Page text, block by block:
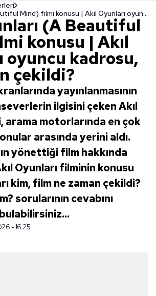
Akıl Oyunları (A Beautiful Mind) filmi konusu | Akıl Oyunları oyuncu kadrosu, ne zaman çekildi?
(A Beautiful
konusu | Akıl
oyuncu kadrosu,
çekildi?
yayınlanmasının
ilgisini çeken Akıl
arama motorlarında en çok
arasında yerini aldı.
yönettiği film hakkında
Oyunları filminin konusu
kim, film ne zaman çekildi?
sorularının cevabını
- 16:25